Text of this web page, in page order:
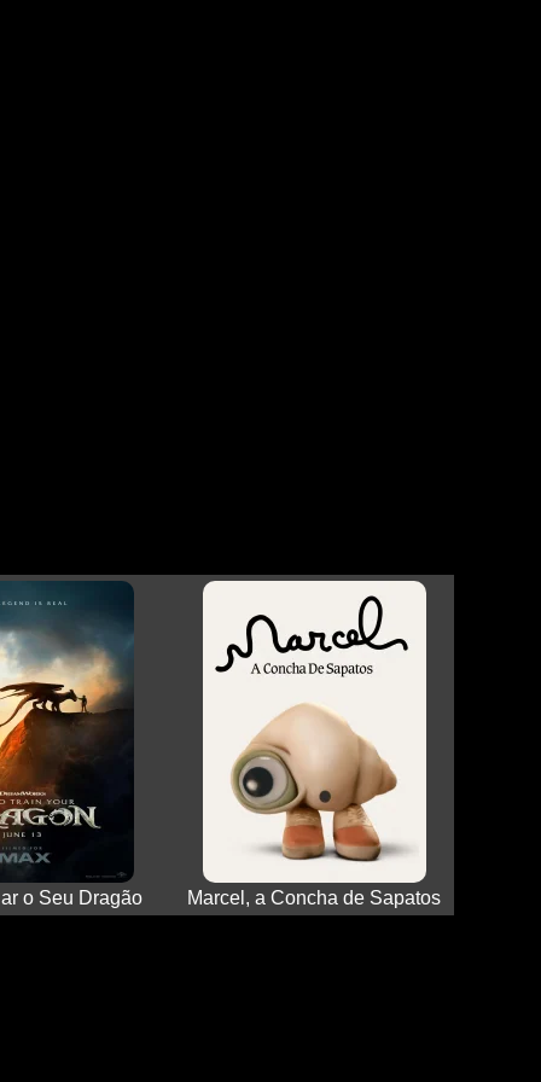
o Seu Dragão Marcel, a Concha de Sapatos